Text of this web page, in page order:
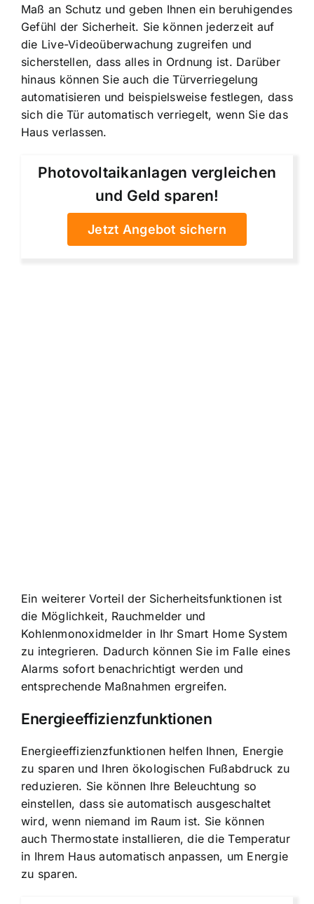
Maß an Schutz und geben Ihnen ein beruhigendes
Gefühl der Sicherheit. Sie können jederzeit auf
die Live-Videoüberwachung zugreifen und
sicherstellen, dass alles in Ordnung ist. Darüber
hinaus können Sie auch die Türverriegelung
automatisieren und beispielsweise festlegen, dass
sich die Tür automatisch verriegelt, wenn Sie das
Haus verlassen.
Photovoltaikanlagen vergleichen
und Geld sparen!
Jetzt Angebot sichern
Ein weiterer Vorteil der Sicherheitsfunktionen ist
die Möglichkeit, Rauchmelder und
Kohlenmonoxidmelder in Ihr Smart Home System
zu integrieren. Dadurch können Sie im Falle eines
Alarms sofort benachrichtigt werden und
entsprechende Maßnahmen ergreifen.
Energieeffizienzfunktionen
Energieeffizienzfunktionen helfen Ihnen, Energie
zu sparen und Ihren ökologischen Fußabdruck zu
reduzieren. Sie können Ihre Beleuchtung so
einstellen, dass sie automatisch ausgeschaltet
wird, wenn niemand im Raum ist. Sie können
auch Thermostate installieren, die die Temperatur
in Ihrem Haus automatisch anpassen, um Energie
zu sparen.